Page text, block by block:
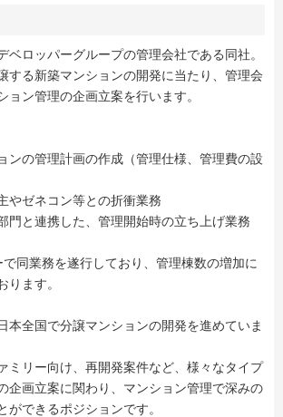
ベロッパーグループの管理会社である同社。
する新築マンションの開発に当たり、管理会
ョン管理の企画立案を行います。
ンの管理計画の作成（管理仕様、管理費の設
やゼネコン等との折衝業務
門と連携した、管理開始時の立ち上げ業務
同業務を遂行しており、管理棟数の増加に
ります。
本全国で分譲マンションの開発を進めていま
ミリー向け、再開発案件など、様々なタイプ
企画立案に関わり、マンション管理で深みの
ができるポジションです。